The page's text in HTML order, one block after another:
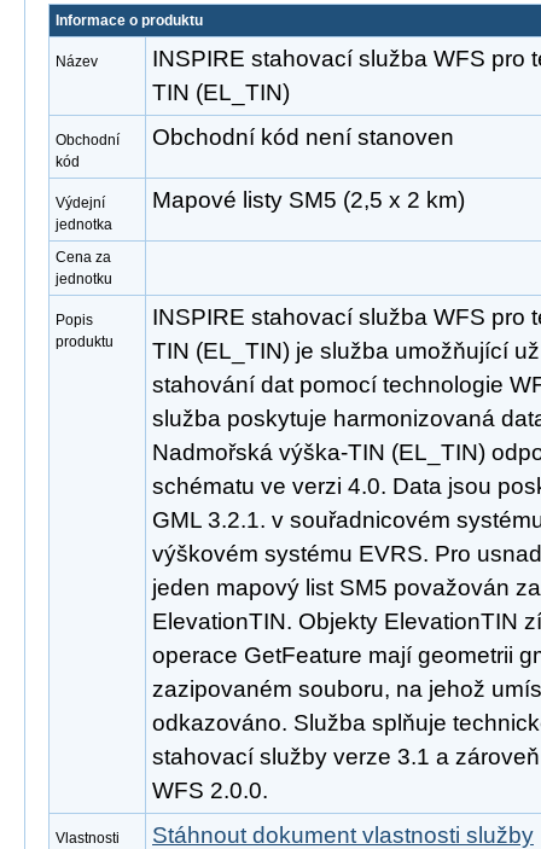
Informace o produktu
Název
INSPIRE stahovací služba WFS pro
TIN (EL_TIN)
Obchodní
kód
Obchodní kód není stanoven
Výdejní
jednotka
Mapové listy SM5 (2,5 x 2 km)
Cena za
jednotku
Popis
produktu
INSPIRE stahovací služba WFS pro
TIN (EL_TIN) je služba umožňující
stahování dat pomocí technologie
služba poskytuje harmonizovaná
Nadmořská výška-TIN (EL_TIN)
schématu ve verzi 4.0. Data jsou
GML 3.2.1. v souřadnicovém
výškovém systému EVRS. Pro
jeden mapový list SM5 považován
ElevationTIN. Objekty ElevationTIN
operace GetFeature mají geometrii
zazipovaném souboru, na jehož
odkazováno. Služba splňuje
stahovací služby verze 3.1 a
WFS 2.0.0.
Vlastnosti
Stáhnout dokument vlastnosti služby